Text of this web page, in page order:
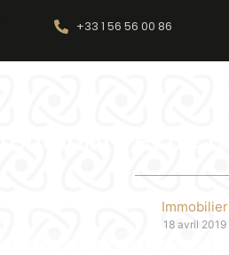
+33 1 56 56 00 86
Immobilier
18 avril 2019